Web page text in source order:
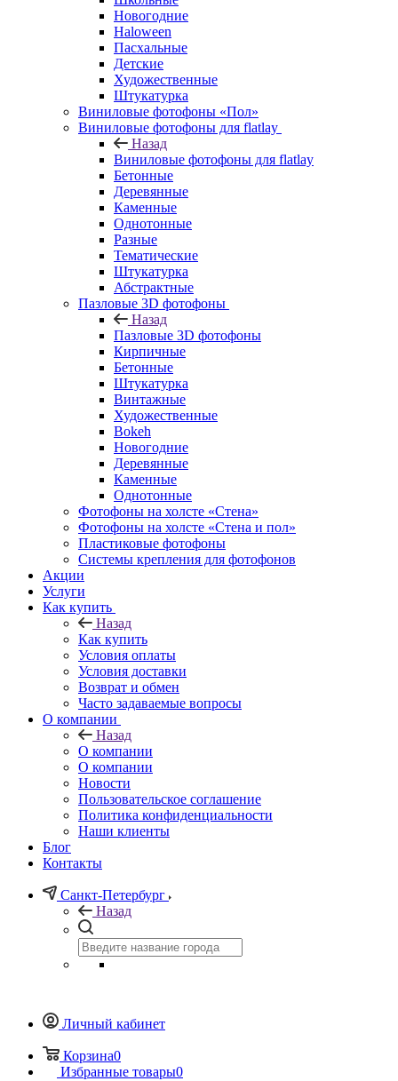
Новогодние
Haloween
Пасхальные
Детские
Художественные
Штукатурка
Виниловые фотофоны «Пол»
Виниловые фотофоны для flatlay
Назад
Виниловые фотофоны для flatlay
Бетонные
Деревянные
Каменные
Однотонные
Разные
Тематические
Штукатурка
Абстрактные
Пазловые 3D фотофоны
Назад
Пазловые 3D фотофоны
Кирпичные
Бетонные
Штукатурка
Винтажные
Художественные
Bokeh
Новогодние
Деревянные
Каменные
Однотонные
Фотофоны на холсте «Стена»
Фотофоны на холсте «Стена и пол»
Пластиковые фотофоны
Системы крепления для фотофонов
Акции
Услуги
Как купить
Назад
Как купить
Условия оплаты
Условия доставки
Возврат и обмен
Часто задаваемые вопросы
О компании
Назад
О компании
О компании
Новости
Пользовательское соглашение
Политика конфиденциальности
Наши клиенты
Блог
Контакты
Санкт-Петербург
Назад
Личный кабинет
Корзина0
Избранные товары0